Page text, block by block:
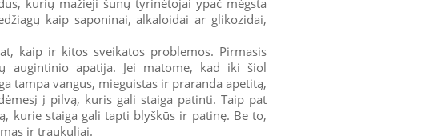
kurių mažieji šunų tyrinėtojai ypač mėgsta
kaip saponinai, alkaloidai ar glikozidai,
kaip ir kitos sveikatos problemos. Pirmasis
augintinio apatija. Jei matome, kad iki šiol
tampa vangus, mieguistas ir praranda apetitą,
į pilvą, kuris gali staiga patinti. Taip pat
kurie staiga gali tapti blyškūs ir patinę. Be to,
ir traukuliai.